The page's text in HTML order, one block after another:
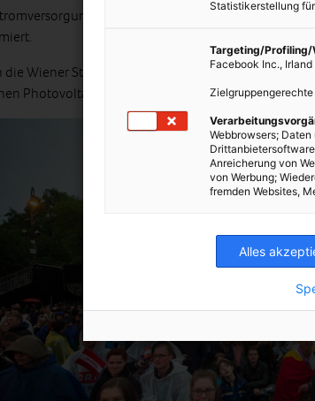
dienen
Batteriesysteme statt
die Wiener Stadthalle selbst bezieht100 %
Photovoltaikanlage.
Statistikerstellung
Targeting/Profiling/
Facebook Inc., Irland
Webbrowsers;
Anreicherung von
von Werbung;
fremden Websites,
Alles